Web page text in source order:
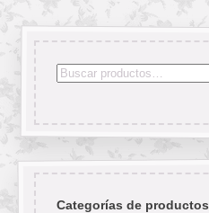
Buscar
Categorías de productos